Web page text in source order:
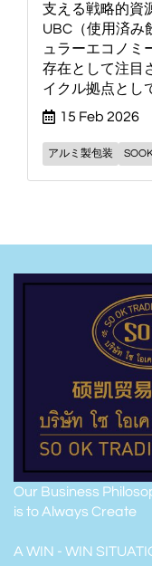
支える戦略的資
UBC（使用済み
ュラーエコノミ
存在として注目
イクル拠点とし
15 Feb 2026
アルミ製包装
Our Business
is to Always Create
A WIN - WIN